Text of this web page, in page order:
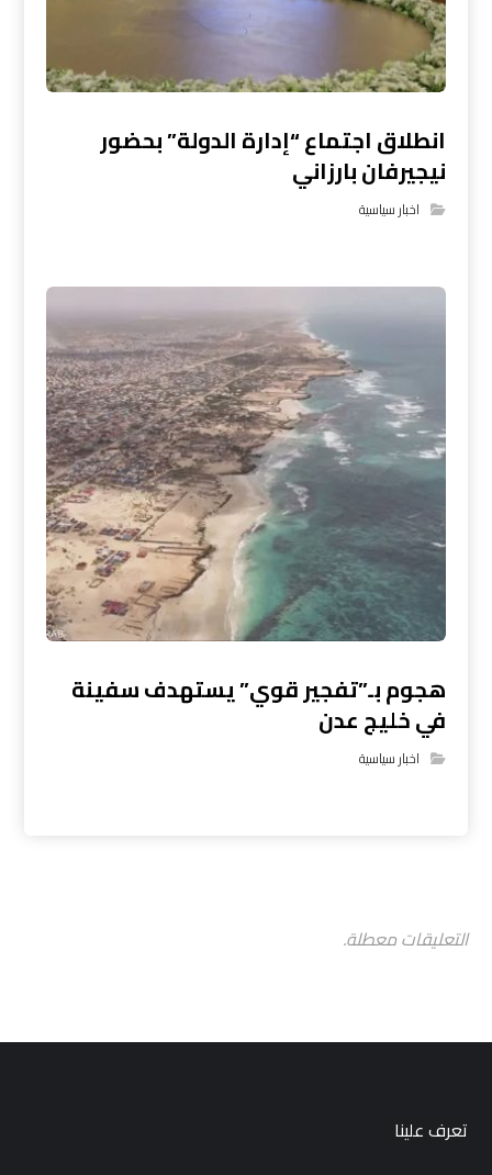
انطلاق اجتماع “إدارة الدولة” بحضور
نيجيرفان بارزاني
اخبار سياسية
هجوم بـ”تفجير قوي” يستهدف سفينة
في خليج عدن
اخبار سياسية
التعليقات معطلة.
تعرف علينا